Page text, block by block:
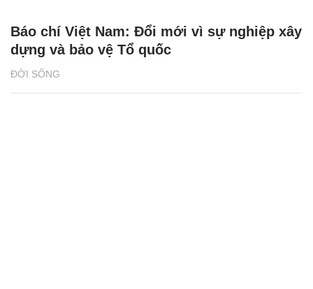
ĐỜI SỐNG
Báo chí Việt Nam: Đổi mới vì sự nghiệp xây
dựng và bảo vệ Tổ quốc